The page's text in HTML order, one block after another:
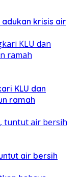
adukan krisis air
KLU dan
ramah
air bersih